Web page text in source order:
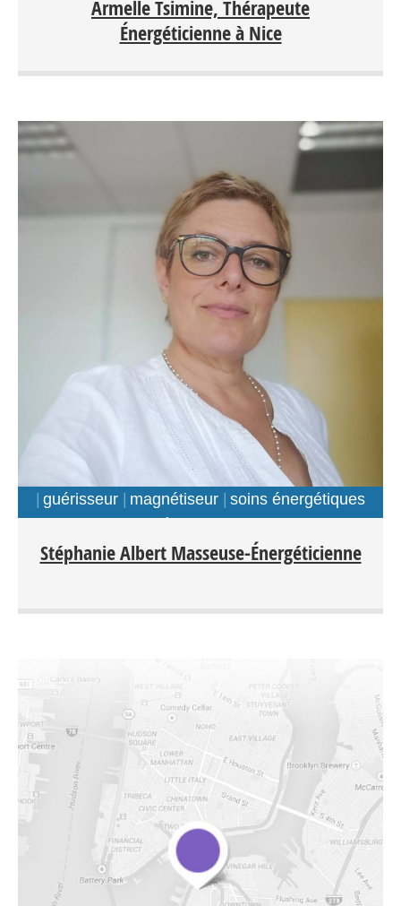
Armelle Tsimine, Thérapeute
Énergéticienne à Nice
guérisseur magnétiseur
soins énergétiques
Stéphanie Albert Masseuse-Énergéticienne